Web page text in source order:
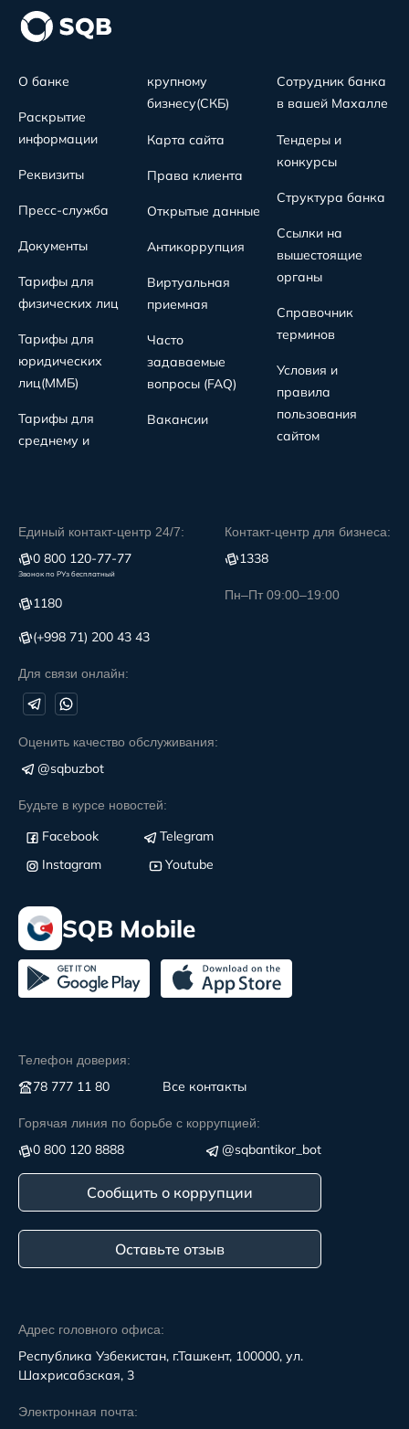
Адрес головного офиса:
Республика Узбекистан, г.Ташкент, 100000, ул.
Шахрисабзская, 3
Электронная почта:
О банке
Раскрытие
информации
Реквизиты
Пресс-служба
Документы
Тарифы для
физических лиц
Тарифы для
юридических
лиц(MMБ)
Тарифы для
среднему и
крупному
бизнесу(СКБ)
Карта сайта
Права клиента
Открытые данные
Антикоррупция
Виртуальная
приемная
Часто
задаваемые
вопросы (FAQ)
Вакансии
Сотрудник банка
в вашей Махалле
Тендеры и
конкурсы
Структура банка
Ссылки на
вышестоящие
органы
Справочник
терминов
Условия и
правила
пользования
сайтом
Единый контакт-центр 24/7:
0 800 120-77-77
Звонок по РУз бесплатный
1180
(+998 71) 200 43 43
Для связи онлайн:
Контакт-центр для бизнеса:
1338
Пн–Пт 09:00–19:00
Оценить качество обслуживания:
@sqbuzbot
Будьте в курсе новостей:
Facebook
Telegram
Instagram
Youtube
SQB Mobile
Телефон доверия:
78 777 11 80 Все контакты
Горячая линия по борьбе с коррупцией:
0 800 120 8888 @sqbantikor_bot
Сообщить о коррупции
Оставьте отзыв